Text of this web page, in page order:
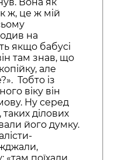
ж, це ж мій
на
якщо бабусі
там знав, що
але
Тобто із
віку він
Ну серед
ділових
його думку.
«там поїхали,